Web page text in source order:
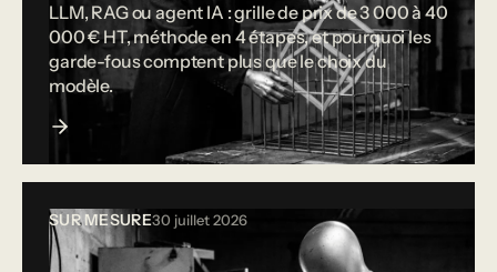
LLM, RAG ou agent IA : grille de prix de 3 000 à 40
000 € HT, méthode en 4 étapes, et pourquoi les
garde-fous comptent plus que le choix du
modèle.
SUR MESURE30 juillet 2026